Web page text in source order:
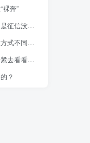
裸奔”
以贷款了）
竟相差650
看看吧！
？